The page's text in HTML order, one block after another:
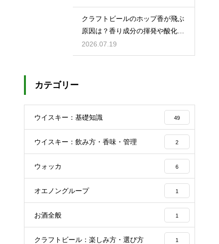
クラフトビールのホップ香が飛ぶ
原因は？香り成分の揮発や酸化で
失われる理由を解説
2026.07.19
カテゴリー
ウイスキー：基礎知識 49
ウイスキー：飲み方・香味・管理 2
ウォッカ 6
オエノングループ 1
お酒全般 1
クラフトビール：楽しみ方・選び方 1